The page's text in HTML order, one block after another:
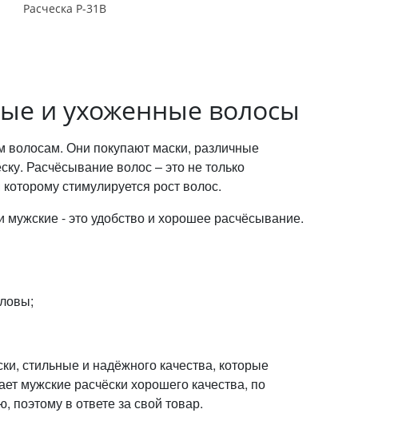
Расческа Р-31В
и ухоженные волосы
Они покупают маски, различные
Расчёсывание волос – это не только
стимулируется рост волос.
- это удобство и хорошее расчёсывание.
стильные и надёжного качества, которые
мужские расчёски хорошего качества, по
в ответе за свой товар.